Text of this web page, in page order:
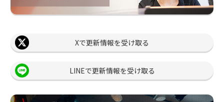
Xで更新情報を受け取る
LINEで更新情報を受け取る